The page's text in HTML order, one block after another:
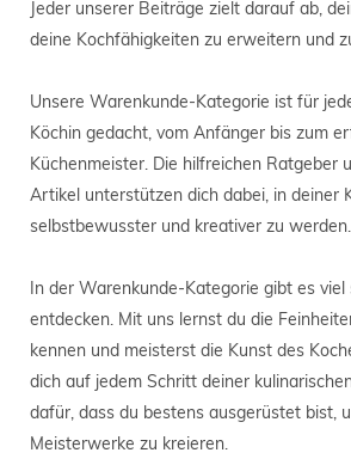
Jeder unserer Beiträge zielt darauf ab,
deine Kochfähigkeiten zu erweitern und
Unsere Warenkunde-Kategorie ist für
Köchin gedacht, vom Anfänger bis zum
Küchenmeister. Die hilfreichen Ratgeber
Artikel unterstützen dich dabei, in deiner
selbstbewusster und kreativer zu werden.
In der Warenkunde-Kategorie gibt es viel
entdecken. Mit uns lernst du die
kennen und meisterst die Kunst des
dich auf jedem Schritt deiner
dafür, dass du bestens ausgerüstet bist,
Meisterwerke zu kreieren.